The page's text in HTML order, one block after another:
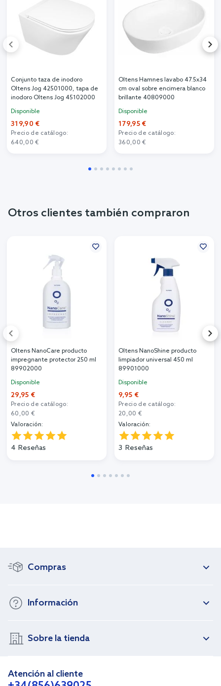
Conjunto taza de inodoro
Oltens Jog 42501000, tapa de
inodoro Oltens Jog 45102000
Disponible
319,90 €
Precio de catálogo:
640,00 €
Oltens Hamnes lavabo 47.5x34
cm oval sobre encimera blanco
brillante 40809000
Disponible
179,95 €
Precio de catálogo:
360,00 €
Otros clientes también compraron
Oltens NanoCare producto
impregnante protector 250 ml
89902000
Disponible
29,95 €
Precio de catálogo:
60,00 €
Valoración:
4 Reseñas
Oltens NanoShine producto
limpiador universal 450 ml
89901000
Disponible
9,95 €
Precio de catálogo:
20,00 €
Valoración:
3 Reseñas
Compras
Información
Sobre la tienda
Atención al cliente